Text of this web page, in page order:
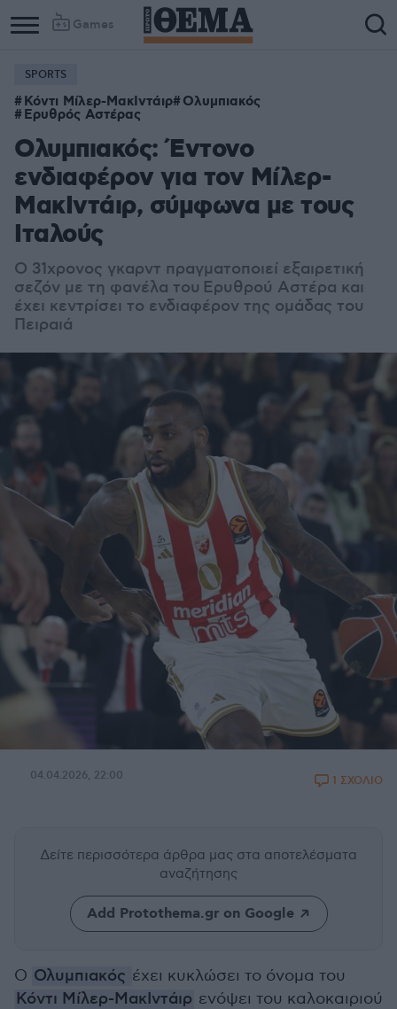
Games
SPORTS
Κόντι Μίλερ-ΜακΙντάιρ Ολυμπιακός
Ερυθρός Αστέρας
Ολυμπιακός: Έντονο
ενδιαφέρον για τον Μίλερ-
ΜακΙντάιρ, σύμφωνα με τους
Ιταλούς
Ο 31χρονος γκαρντ πραγματοποιεί εξαιρετική
σεζόν με τη φανέλα του Ερυθρού Αστέρα και
έχει κεντρίσει το ενδιαφέρον της ομάδας του
Πειραιά
04.04.2026, 22:00 1 ΣΧΟΛΙΟ
Δείτε περισσότερα άρθρα μας στα αποτελέσματα
αναζήτησης
Add Protothema.gr on Google
Ο Ολυμπιακός έχει κυκλώσει το όνομα του
Κόντι Μίλερ-ΜακΙντάιρ ενόψει του καλοκαιριού